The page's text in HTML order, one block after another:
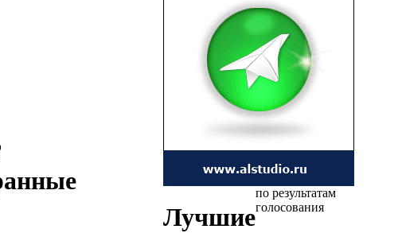
Лучшие
по результатам
голосования